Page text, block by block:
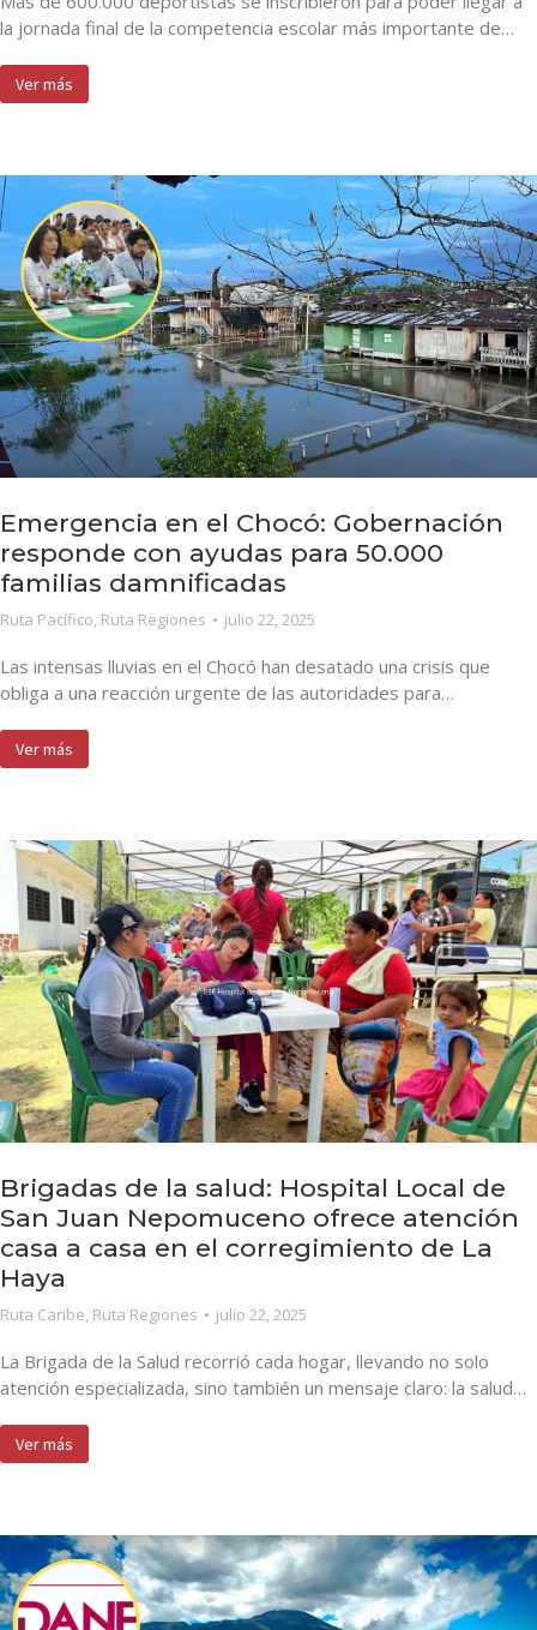
la jornada final de la competencia escolar más importante de…
Ver más
Emergencia en el Chocó: Gobernación
responde con ayudas para 50.000
familias damnificadas
Ruta Pacífico, Ruta Regiones julio 22, 2025
Las intensas lluvias en el Chocó han desatado una crisis que
obliga a una reacción urgente de las autoridades para…
Ver más
Brigadas de la salud: Hospital Local de
San Juan Nepomuceno ofrece atención
casa a casa en el corregimiento de La
Haya
Ruta Caribe, Ruta Regiones julio 22, 2025
La Brigada de la Salud recorrió cada hogar, llevando no solo
atención especializada, sino también un mensaje claro: la salud…
Ver más